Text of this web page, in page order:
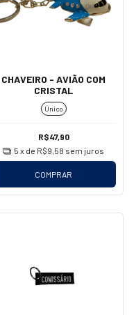
CHAVEIRO - AVIÃO COM
CRISTAL
Único
R$47,90
5 x de R$9,58 sem juros
COMPRAR